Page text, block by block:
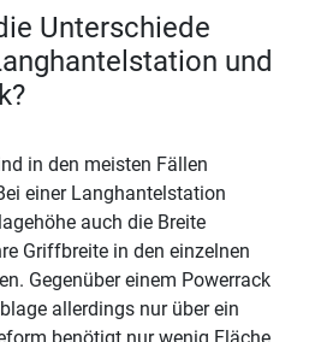
Unterschiede
und
in den meisten Fällen
einer Langhantelstation
auch die Breite
Griffbreite in den einzelnen
Gegenüber einem Powerrack
allerdings nur über ein